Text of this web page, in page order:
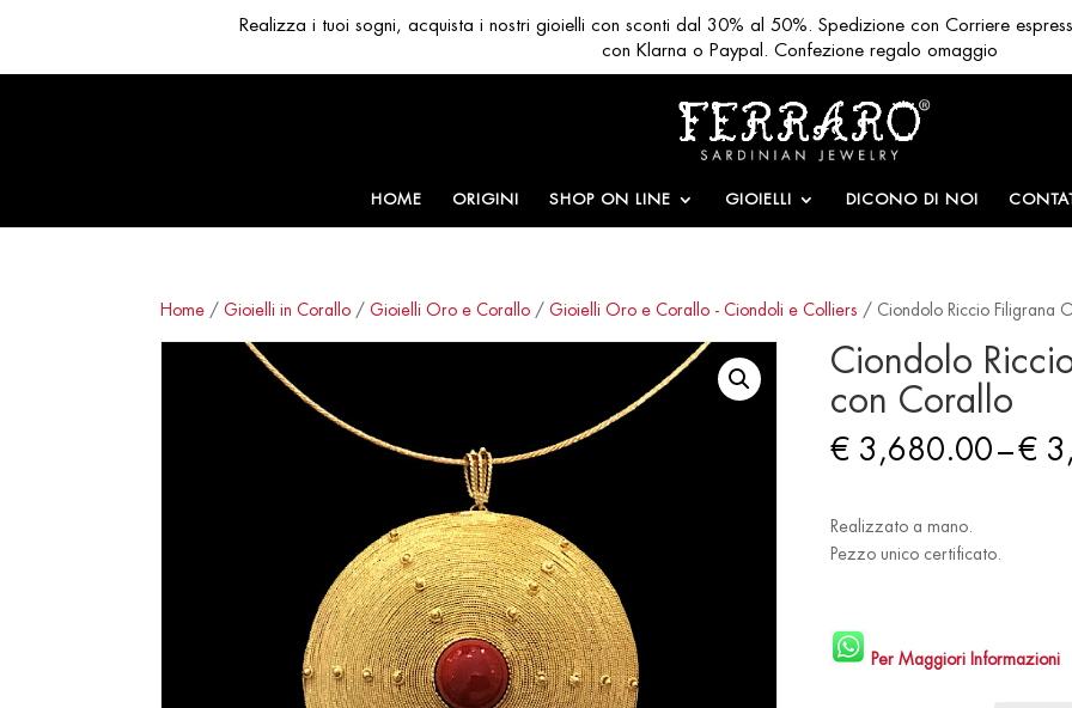
HOME ORIGINI SHOP ON LINE GIOIELLI DICONO DI NOI
Home /Gioielli in Corallo /Gioielli Oro e Corallo /Gioielli Oro e Corallo - Ciondoli e Colliers / Ciondolo Riccio Filigrana
Ciondolo
con Corallo
€3,680.00–€
Realizzato a mano.
Pezzo unico certificato.
Per Maggiori Informazioni
Realizza i tuoi sogni, acquista i nostri gioielli con sconti dal 30% al 50%. Spedizione con Corriere
con Klarna o Paypal. Confezione regalo omaggio